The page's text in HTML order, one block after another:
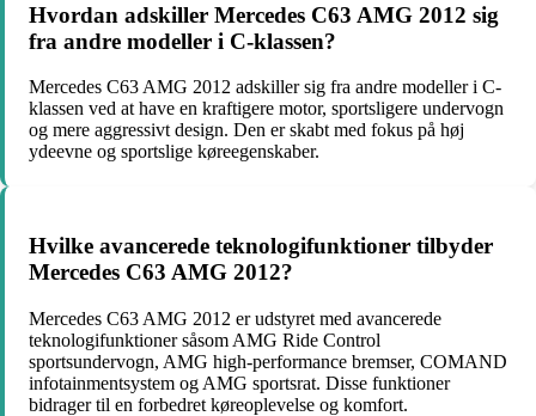
Hvordan adskiller Mercedes C63 AMG 2012 sig
fra andre modeller i C-klassen?
Mercedes C63 AMG 2012 adskiller sig fra andre modeller i C-
klassen ved at have en kraftigere motor, sportsligere undervogn
og mere aggressivt design. Den er skabt med fokus på høj
ydeevne og sportslige køreegenskaber.
Hvilke avancerede teknologifunktioner tilbyder
Mercedes C63 AMG 2012?
Mercedes C63 AMG 2012 er udstyret med avancerede
teknologifunktioner såsom AMG Ride Control
sportsundervogn, AMG high-performance bremser, COMAND
infotainmentsystem og AMG sportsrat. Disse funktioner
bidrager til en forbedret køreoplevelse og komfort.